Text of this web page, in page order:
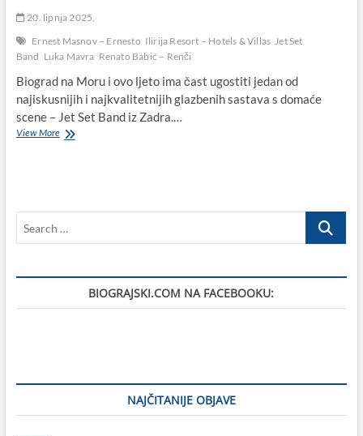
20. lipnja 2025.
Ernest Masnov – Ernesto Ilirija Resort – Hotels & Villas Jet Set
Band Luka Mavra Renato Babić – Renči
Biograd na Moru i ovo ljeto ima čast ugostiti jedan od
najiskusnijih i najkvalitetnijih glazbenih sastava s domaće
scene – Jet Set Band iz Zadra.…
View More🎶
srijede,
petka
Biogradu!
Search
BIOGRAJSKI.COM NA FACEBOOKU:
NAJČITANIJE OBJAVE